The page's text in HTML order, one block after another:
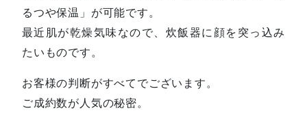
るつや保温」が可能です。
最近肌が乾燥気味なので、炊飯器に顔を突っ込み
たいものです。
お客様の判断がすべてでございます。
ご成約数が人気の秘密。